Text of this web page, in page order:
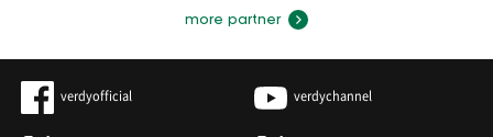
more partner
verdyofficial verdychannel